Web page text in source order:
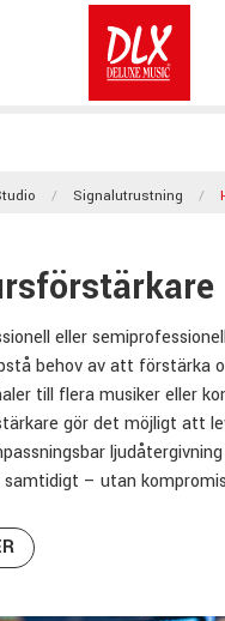
Signalutrustning
eller
behov av att förstärka
till flera musiker eller
gör det möjligt att
samtidigt – utan